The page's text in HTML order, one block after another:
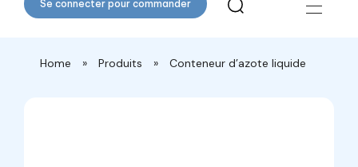
Se connecter pour commander
Home » Produits » Conteneur d’azote liquide